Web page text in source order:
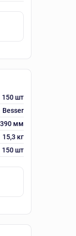
150 шт
Besser
мм
15,3 кг
150 шт